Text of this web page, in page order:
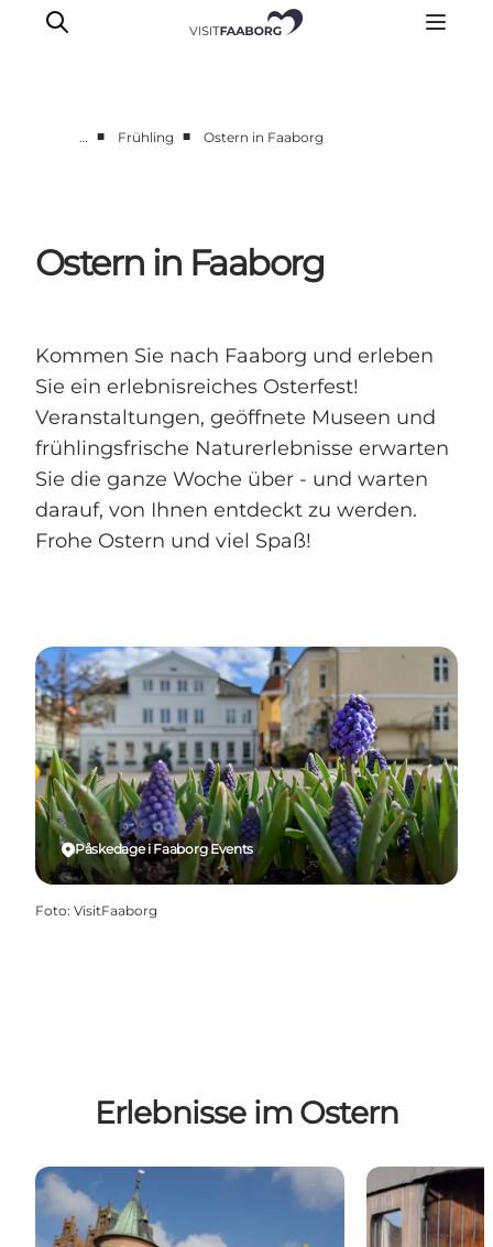
Erlebnisse
Inselhüpfen
Kalender
… ■ Frühling ■ Ostern in Faaborg
Ostern in Faaborg
Kommen Sie nach Faaborg und erleben
Sie ein erlebnisreiches Osterfest!
Veranstaltungen, geöffnete Museen und
frühlingsfrische Naturerlebnisse erwarten
Sie die ganze Woche über - und warten
darauf, von Ihnen entdeckt zu werden.
Frohe Ostern und viel Spaß!
Påskedage i Faaborg Events
Foto: VisitFaaborg
Erlebnisse im Ostern
Ostern auf Egeskov Schloss Die